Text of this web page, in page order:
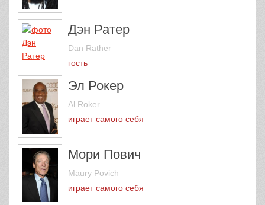
Дэн Ратер
Dan Rather
гость
Эл Рокер
Al Roker
играет самого себя
Мори Пович
Maury Povich
играет самого себя